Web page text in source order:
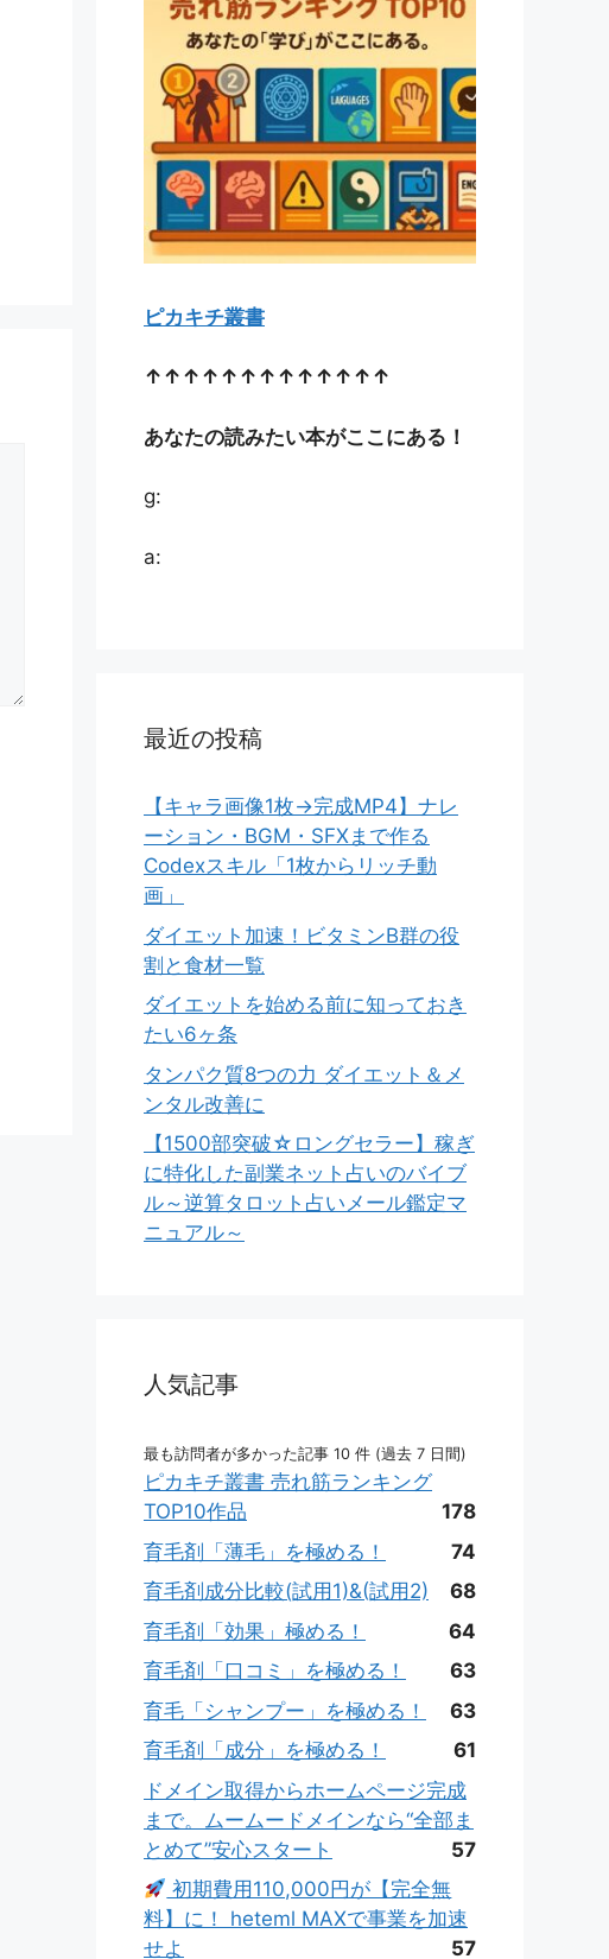
ピカキチ叢書
↑↑↑↑↑↑↑↑↑↑↑↑↑
あなたの読みたい本がここにある！
g:
a:
最近の投稿
【キャラ画像1枚→完成MP4】ナレ
ーション・BGM・SFXまで作る
Codexスキル「1枚からリッチ動
画」
ダイエット加速！ビタミンB群の役
割と食材一覧
ダイエットを始める前に知っておき
たい6ヶ条
タンパク質8つの力 ダイエット＆メ
ンタル改善に
【1500部突破☆ロングセラー】稼ぎ
に特化した副業ネット占いのバイブ
ル～逆算タロット占いメール鑑定マ
ニュアル～
人気記事
最も訪問者が多かった記事 10 件 (過去 7 日間)
ピカキチ叢書 売れ筋ランキング
TOP10作品
178
育毛剤「薄毛」を極める！
74
育毛剤成分比較(試用1)&(試用2)
68
育毛剤「効果」極める！
64
育毛剤「口コミ」を極める！
63
育毛「シャンプー」を極める！
63
育毛剤「成分」を極める！
61
ドメイン取得からホームページ完成
まで。ムームードメインなら“全部ま
とめて”安心スタート
57
初期費用110,000円が【完全無
料】に！ heteml MAXで事業を加速
せよ
57